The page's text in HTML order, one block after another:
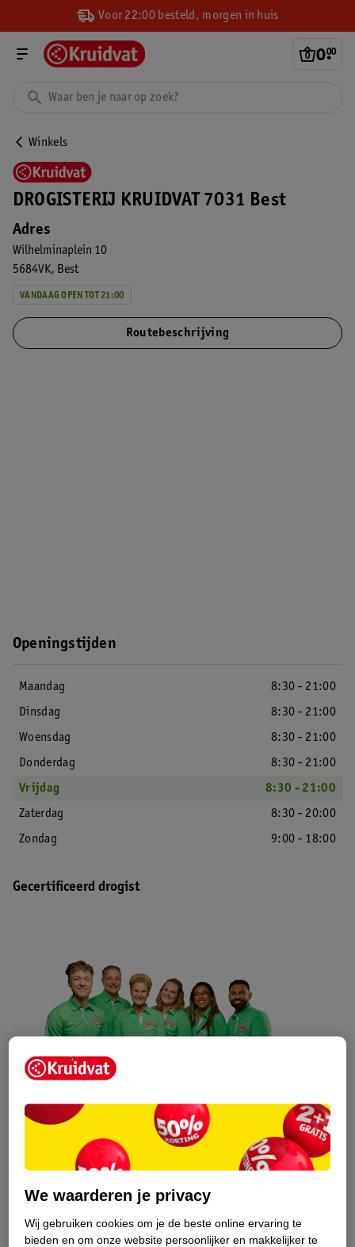
Voor 22:00 besteld, morgen in huis
0.
00
Winkels
DROGISTERIJ KRUIDVAT 7031 Best
Adres
Wilhelminaplein 10
5684VK
Best
VANDAAG OPEN TOT 21:00
Routebeschrijving
Openingstijden
Maandag
8:30 - 21:00
Dinsdag
8:30 - 21:00
Woensdag
8:30 - 21:00
Donderdag
8:30 - 21:00
Vrijdag
8:30 - 21:00
Zaterdag
8:30 - 20:00
Zondag
9:00 - 18:00
Gecertificeerd drogist
Kruidvat is een erkend specialist in
zelfzorg, ook online. Wat je
gezondheidsvraag ook is, stel hem aan
Stel je gezondheidsvraag
We waarderen je privacy
Wij gebruiken cookies om je de beste online ervaring te
bieden en om onze website persoonlijker en makkelijker te